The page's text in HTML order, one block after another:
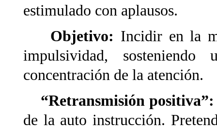
estimulado con aplausos.
Objetivo: Incidir en la
impulsividad,
concentración de la atención.
“Retransmisión
de la auto instrucción.